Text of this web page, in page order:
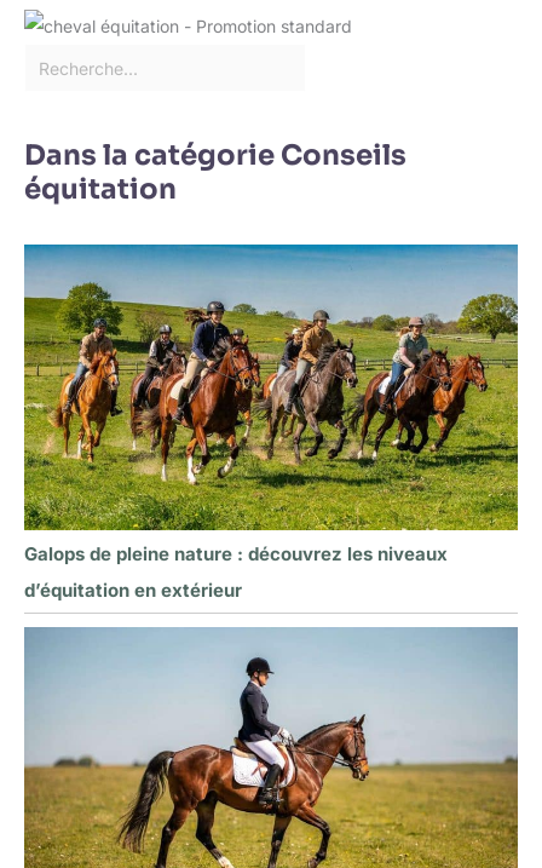
Dans la catégorie Conseils
équitation
Galops de pleine nature : découvrez les niveaux
d’équitation en extérieur